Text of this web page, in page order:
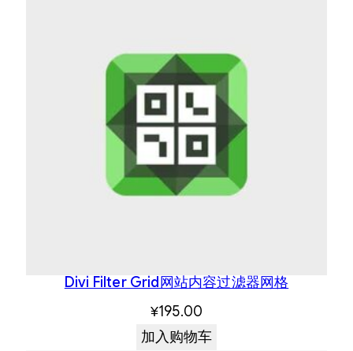
Divi Filter Grid网站内容过滤器网格
¥195.00
加入购物车